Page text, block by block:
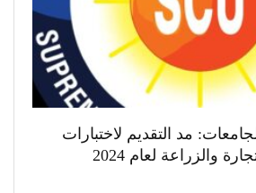
مد التقديم لاختبارات
الالتحاق بكليات التجارة والزراعة لعام 2024